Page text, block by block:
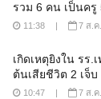
รวม 6 คน เป็นครู
11:38 | 7 ส.ค
เกิดเหตุยิงใน รร
ต้นเสียชีวิต 2 เจ็บ
10:47 | 7 ส.ค